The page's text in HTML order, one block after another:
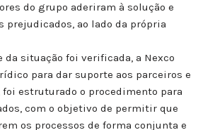
do grupo aderiram à solução e
prejudicados, ao lado da própria
da situação foi verificada, a Nexco
para dar suporte aos parceiros e
estruturado o procedimento para
com o objetivo de permitir que
os processos de forma conjunta e